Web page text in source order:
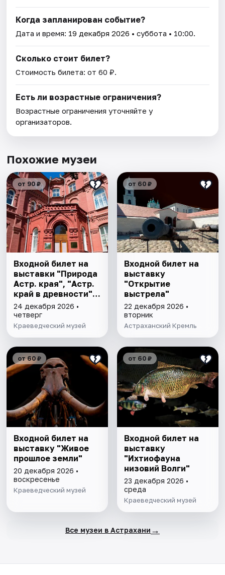
Когда запланирован событие?
Дата и время: 19 декабря 2026 • суббота • 10:00.
Сколько стоит билет?
Стоимость билета: от 60 ₽.
Есть ли возрастные ограничения?
Возрастные ограничения уточняйте у
организаторов.
Похожие музеи
от 90 ₽
Входной билет на
выставки "Природа
Астр. края", "Астр.
край в древности",
"Заселение Астр.
края"
24 декабря 2026 •
четверг
Краеведческий музей
от 60 ₽
Входной билет на
выставку
"Открытие
выстрела"
22 декабря 2026 •
вторник
Астраханский Кремль
от 60 ₽
Входной билет на
выставку "Живое
прошлое земли"
20 декабря 2026 •
воскресенье
Краеведческий музей
от 60 ₽
Входной билет на
выставку
"Ихтиофауна
низовий Волги"
23 декабря 2026 •
среда
Краеведческий музей
Все музеи в Астрахани →